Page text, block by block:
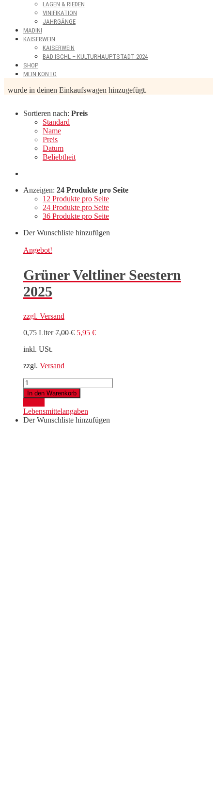
LAGEN & RIEDEN
VINIFIKATION
JAHRGÄNGE
MADINI
KAISERWEIN
KAISERWEIN
BAD ISCHL – KULTURHAUPTSTADT 2024
SHOP
MEIN KONTO
wurde in deinen Einkaufswagen hinzugefügt.
Sortieren nach: Preis
Standard
Name
Preis
Datum
Beliebtheit
Anzeigen: 24 Produkte pro Seite
12 Produkte pro Seite
24 Produkte pro Seite
36 Produkte pro Seite
Der Wunschliste hinzufügen
Angebot!
Grüner Veltliner Seestern
2025
zzgl. Versand
0,75 Liter7,00€ Ursprünglicher
5,95 €Aktueller
inkl. USt.
zzgl. Versand
Grüner
Veltliner
Seestern
2025
Menge
In den Warenkorb
Lebensmittelangaben
Der Wunschliste hinzufügen